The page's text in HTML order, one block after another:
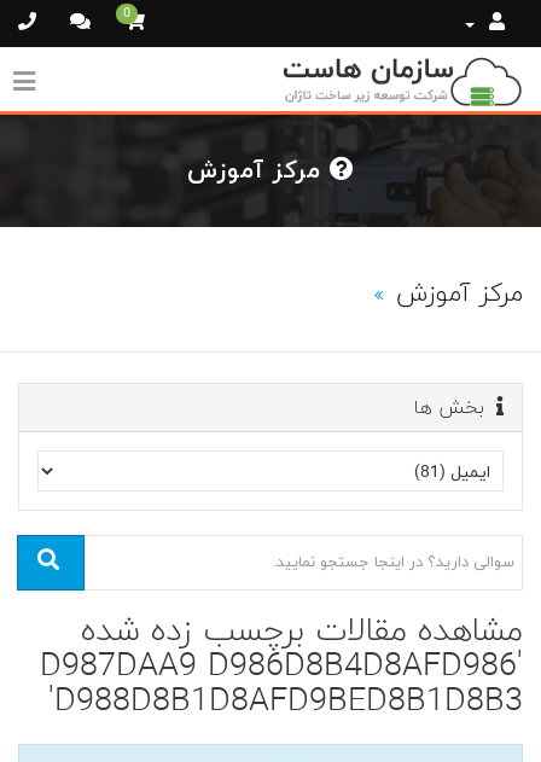
0
مرکز آموزش
بخش ها
مشاهده مقالات برچسب زده شده
'D987DAA9 D986D8B4D8AFD986
D988D8B1D8AFD9BED8B1D8B3'